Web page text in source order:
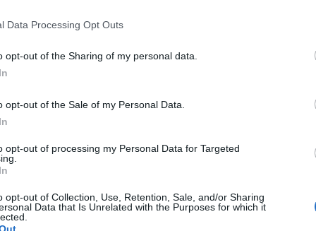
Data Processing Opt Outs
opt-out of the Sharing of my personal data.
opt-out of the Sale of my Personal Data.
opt-out of processing my Personal Data for Targeted
opt-out of Collection, Use, Retention, Sale, and/or Sharing
Data that Is Unrelated with the Purposes for which it
1/6/2024 από τα
στον αρχηγό Κουραμπά Γιάννη
και μάθετε πρώτοι